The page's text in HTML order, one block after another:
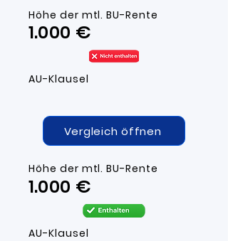
Höhe der mtl. BU-Rente
1.000 ​€​
AU-Klausel
Vergleich öffnen
Höhe der mtl. BU-Rente
1.000 ​€
AU-Klausel